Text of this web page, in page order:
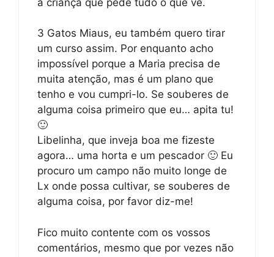
3 Gatos Miaus, eu também quero tirar
um curso assim. Por enquanto acho
impossível porque a Maria precisa de
muita atenção, mas é um plano que
tenho e vou cumpri-lo. Se souberes de
alguma coisa primeiro que eu… apita tu!
🙂
Libelinha, que inveja boa me fizeste
agora… uma horta e um pescador 🙂 Eu
procuro um campo não muito longe de
Lx onde possa cultivar, se souberes de
alguma coisa, por favor diz-me!
Fico muito contente com os vossos
comentários, mesmo que por vezes não